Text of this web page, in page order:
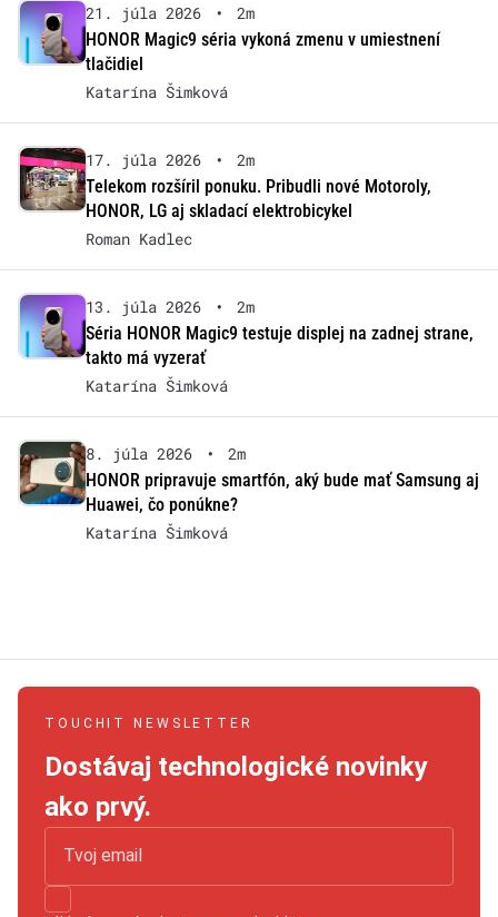
21. júla 2026 •
2m
HONOR Magic9 séria vykoná zmenu v umiestnení
tlačidiel
Katarína Šimková
17. júla 2026 •
2m
Telekom rozšíril ponuku. Pribudli nové Motoroly,
HONOR, LG aj skladací elektrobicykel
Roman Kadlec
13. júla 2026 •
2m
Séria HONOR Magic9 testuje displej na zadnej strane,
takto má vyzerať
Katarína Šimková
8. júla 2026 •
2m
HONOR pripravuje smartfón, aký bude mať Samsung aj
Huawei, čo ponúkne?
Katarína Šimková
TOUCHIT NEWSLETTER
Dostávaj technologické novinky
ako prvý.